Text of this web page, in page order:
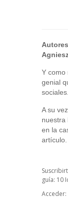
Y como
genial
sociales.
A su
nuestra
en la
artículo.
guía: 10
Acceder: